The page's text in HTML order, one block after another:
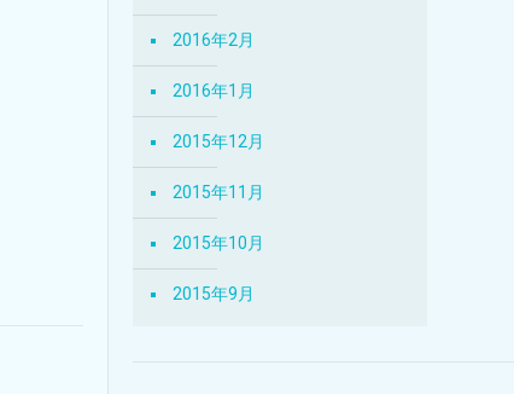
2016年2月
2016年1月
2015年12月
2015年11月
2015年10月
2015年9月